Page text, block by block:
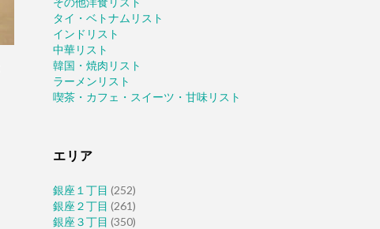
タイ・ベトナムリスト
インドリスト
中華リスト
韓国・焼肉リスト
ラーメンリスト
喫茶・カフェ・スイーツ・甘味リスト
エリア
銀座１丁目 (252)
銀座２丁目 (261)
銀座３丁目 (350)